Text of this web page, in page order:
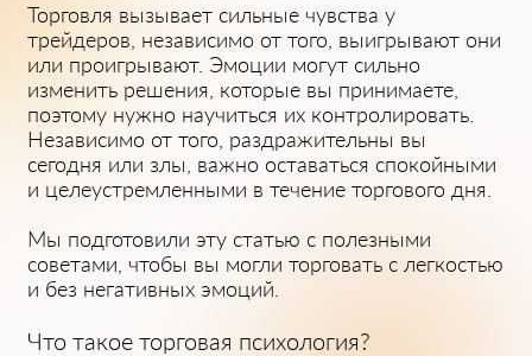
Торговля вызывает сильные чувства у
трейдеров, независимо от того, выигрывают они
или проигрывают. Эмоции могут сильно
изменить решения, которые вы принимаете,
поэтому нужно научиться их контролировать.
Независимо от того, раздражительны вы
сегодня или злы, важно оставаться спокойными
и целеустремленными в течение торгового дня.
Мы подготовили эту статью с полезными
советами, чтобы вы могли торговать с легкостью
и без негативных эмоций.
Что такое торговая психология?